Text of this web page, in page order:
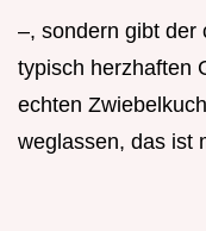
–, sondern gibt der
typisch herzhaften
echten
weglassen, das ist